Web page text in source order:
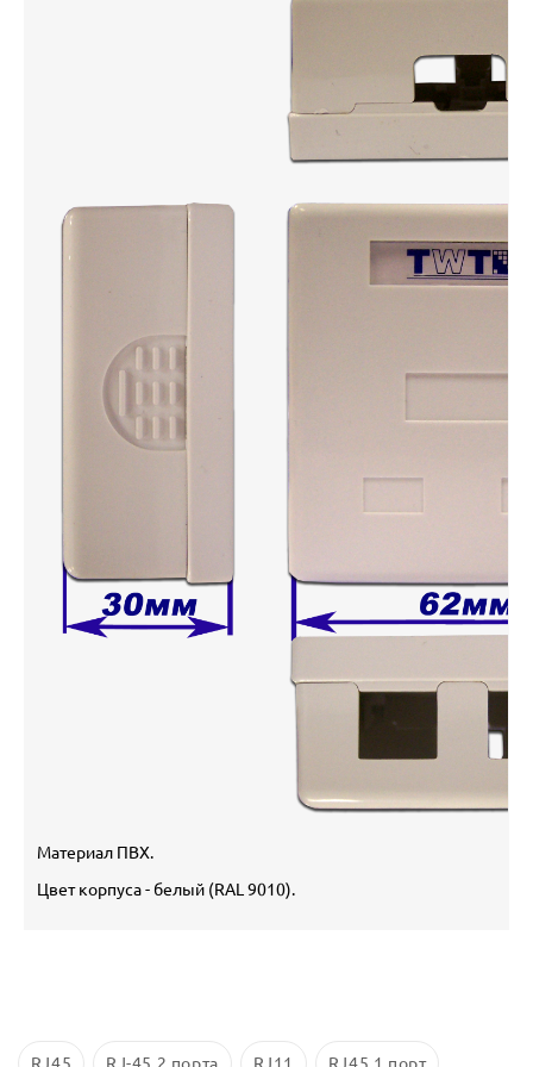
Материал ПВХ.
Цвет корпуса - белый (RAL 9010).
RJ45 RJ-45 2 порта RJ11 RJ45 1 порт